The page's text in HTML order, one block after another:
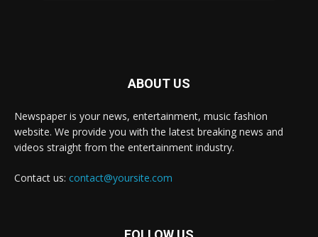
ABOUT US
Newspaper is your news, entertainment, music fashion
website. We provide you with the latest breaking news and
videos straight from the entertainment industry.
Contact us: contact@yoursite.com